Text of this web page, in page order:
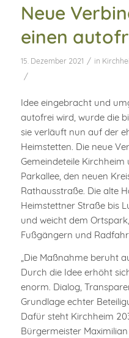
Neue
einen
15. Dezember 2021 / in
/
Idee eingebracht und
autofrei wird, wurde die
sie verläuft nun auf der
Heimstetten. Die neue
Gemeindeteile
Parkallee, den neuen
Rathausstraße. Die alte
Heimstettner Straße bis
und weicht dem
Fußgängern und
„Die Maßnahme beruht
Durch die Idee erhöht
enorm. Dialog,
Grundlage echter
Dafür steht Kirchheim
Bürgermeister